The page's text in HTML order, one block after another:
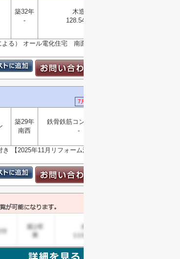
築32年
-
木造
128.54㎡
る） オール電化住宅 南面には広々デ
7月21日 値下げ
築29年
南西
鉄骨鉄筋コンクリート
-
き 【2025年11月リフォーム済み】 ◇